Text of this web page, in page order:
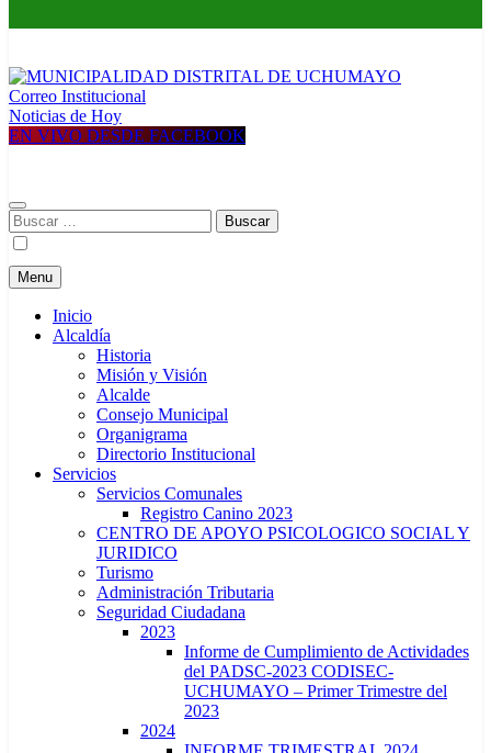
MUNICIPALIDAD DISTRITAL DE UCHUMAYO
Construyendo una nueva Historia
Correo Institucional
Noticias de Hoy
EN VIVO DESDE FACEBOOK
Buscar:
Menu
Inicio
Alcaldía
Historia
Misión y Visión
Alcalde
Consejo Municipal
Organigrama
Directorio Institucional
Servicios
Servicios Comunales
Registro Canino 2023
CENTRO DE APOYO PSICOLOGICO SOCIAL Y
JURIDICO
Turismo
Administración Tributaria
Seguridad Ciudadana
2023
Informe de Cumplimiento de Actividades
del PADSC-2023 CODISEC-
UCHUMAYO – Primer Trimestre del
2023
2024